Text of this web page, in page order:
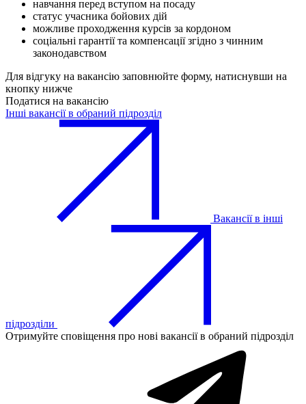
навчання перед вступом на посаду
статус учасника бойових дій
можливе проходження курсів за кордоном
соціальні гарантії та компенсації згідно з чинним
законодавством
Для відгуку на вакансію заповнюйте форму, натиснувши на
кнопку нижче
Податися на вакансію
Інші вакансії в обраний підрозділ
Вакансії в інші
підрозділи
Отримуйте сповіщення про нові вакансії в обраний підрозділ